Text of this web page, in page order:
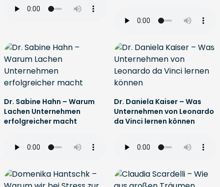
Dr. Sabine Hahn – Warum
Lachen Unternehmen
erfolgreicher macht
Dr. Daniela Kaiser – Was
Unternehmen von Leonardo
da Vinci lernen können